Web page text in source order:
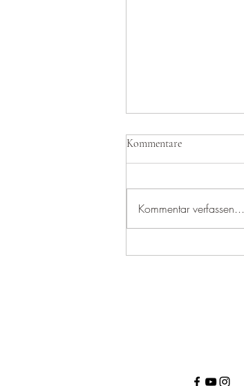
Kommentare
Kommentar verfassen...